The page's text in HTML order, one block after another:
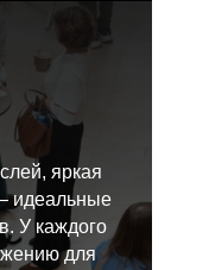
яркая
идеальные
У каждого
для